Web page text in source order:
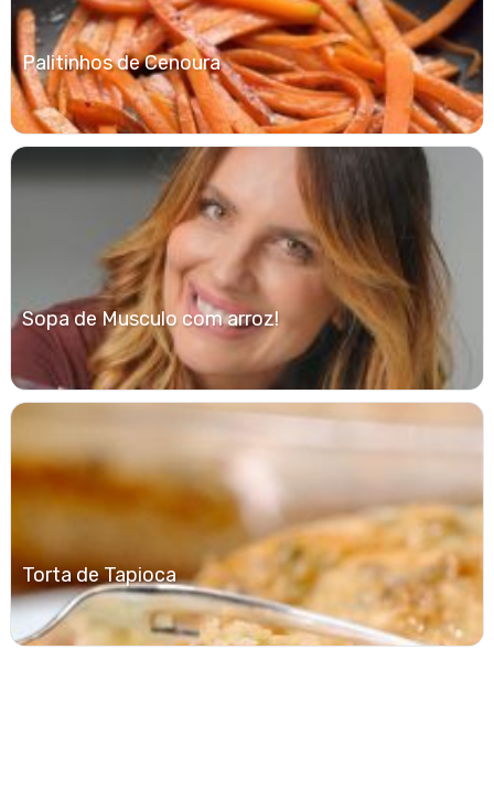
Palitinhos de Cenoura
Sopa de Musculo com arroz!
Torta de Tapioca